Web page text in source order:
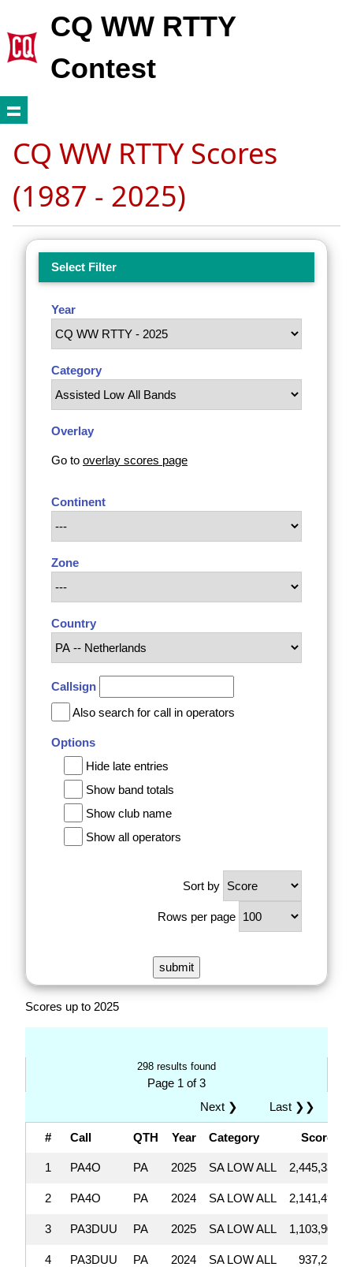
CQ WW RTTY
Contest
CQ WW RTTY Scores
(1987 - 2025)
Select Filter
Year
Category
Overlay
Go to overlay scores page
Continent
Zone
Country
Callsign
Also search for call in operators
Options
Hide late entries
Show band totals
Show club name
Show all operators
Sort by
Rows per page
Scores up to 2025
298 results found
Page 1 of 3
Last ❯❯
Next ❯
# Call QTH Year Category Score
1 PA4O PA 2025 SA LOW ALL 2,445,338
2 PA4O PA 2024 SA LOW ALL 2,141,490
3 PA3DUU PA 2025 SA LOW ALL 1,103,900
4 PA3DUU PA 2024 SA LOW ALL 937,251